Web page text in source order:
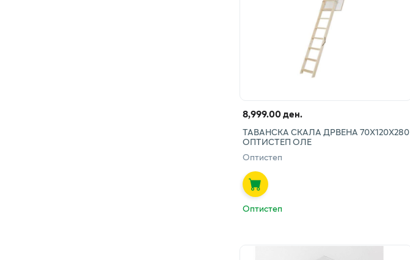
8,999.00 ден.
ТАВАНСКА СКАЛА ДРВЕНА 70Х120Х280
ОПТИСТЕП ОЛЕ
Оптистеп
Оптистеп